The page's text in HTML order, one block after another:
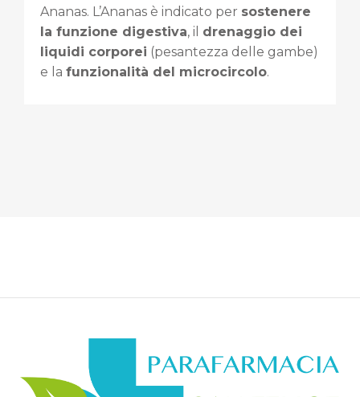
Ananas. L’Ananas è indicato per sostenere
la funzione digestiva, il drenaggio dei
liquidi corporei (pesantezza delle gambe)
e la funzionalità del microcircolo.